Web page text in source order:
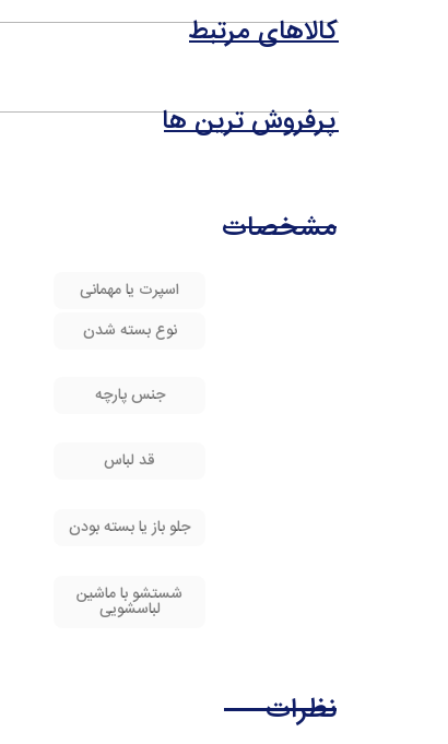
کالاهای مرتبط
پرفروش ترین ها
مشخصات
اسپرت یا مهمانی
نوع بسته شدن
جنس پارچه
قد لباس
جلو باز یا بسته بودن
شستشو با ماشین
لباسشویی
نظرات